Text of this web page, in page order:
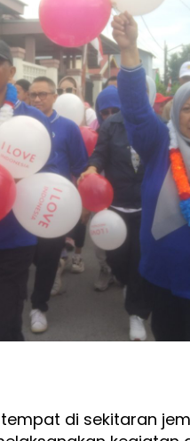
di sekitaran